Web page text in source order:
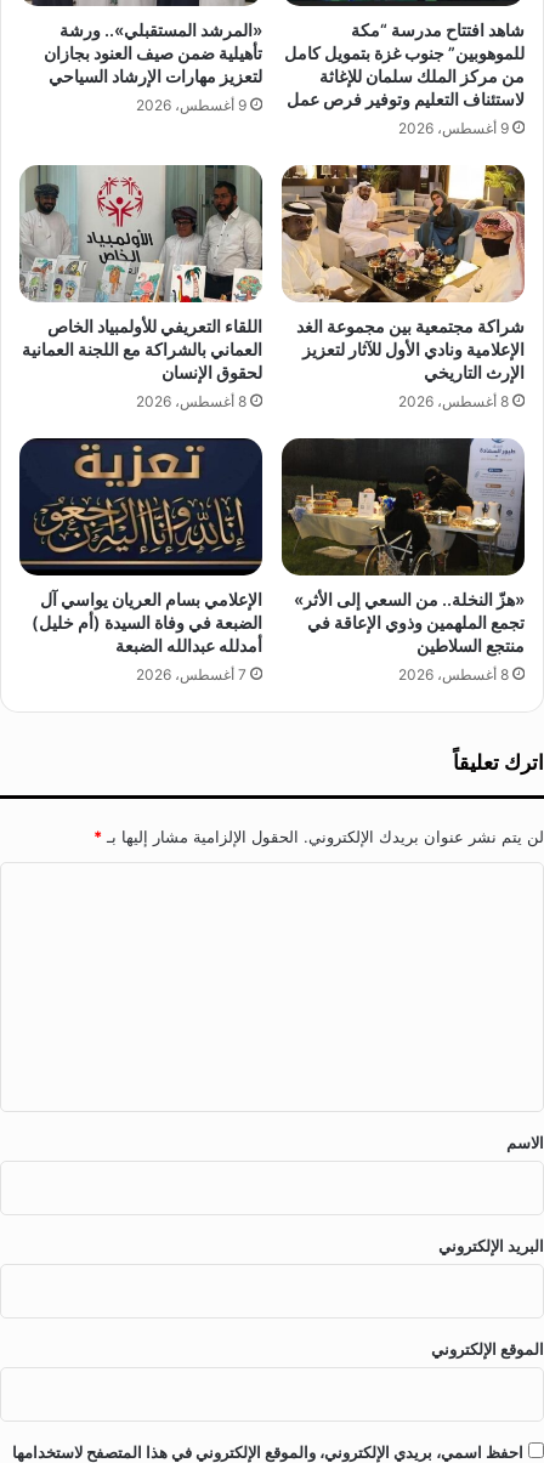
ق
"
م
ا
ر
ا
و
ن
ن
ح
و
ل
ص
ح
م
ع
ا
ل
ع
ا
ئ
ل
ة
"
ا
ن
ب
ل
س
خ
ة
ا
ل
ر
ا
ب
ع
م
ن
ر
ا
ي
ج
م
ي
ل
م
ن
ط
شاهد افتتاح مدرسة “مكة
للموهوبين” جنوب غزة بتمويل كامل
من مركز الملك سلمان للإغاثة
لاستئناف التعليم وتوفير فرص عمل
9 أغسطس، 2026
«المرشد المستقبلي».. ورشة
تأهيلية ضمن صيف العنود بجازان
لتعزيز مهارات الإرشاد السياحي
9 أغسطس، 2026
شراكة مجتمعية بين مجموعة الغد
الإعلامية ونادي الأول للآثار لتعزيز
الإرث التاريخي
8 أغسطس، 2026
اللقاء التعريفي للأولمبياد الخاص
العماني بالشراكة مع اللجنة العمانية
لحقوق الإنسان
8 أغسطس، 2026
«هزّ النخلة.. من السعي إلى الأثر»
تجمع الملهمين وذوي الإعاقة في
منتجع السلاطين
8 أغسطس، 2026
الإعلامي بسام العريان يواسي آل
الضبعة في وفاة السيدة (أم خليل)
أمدلله عبدالله الضبعة
7 أغسطس، 2026
اترك تعليقاً
لن يتم نشر عنوان بريدك الإلكتروني. الحقول الإلزامية مشار إليها بـ *
*
الاسم
البريد الإلكتروني
الموقع الإلكتروني
احفظ اسمي، بريدي الإلكتروني، والموقع الإلكتروني في هذا المتصفح لاستخدامها